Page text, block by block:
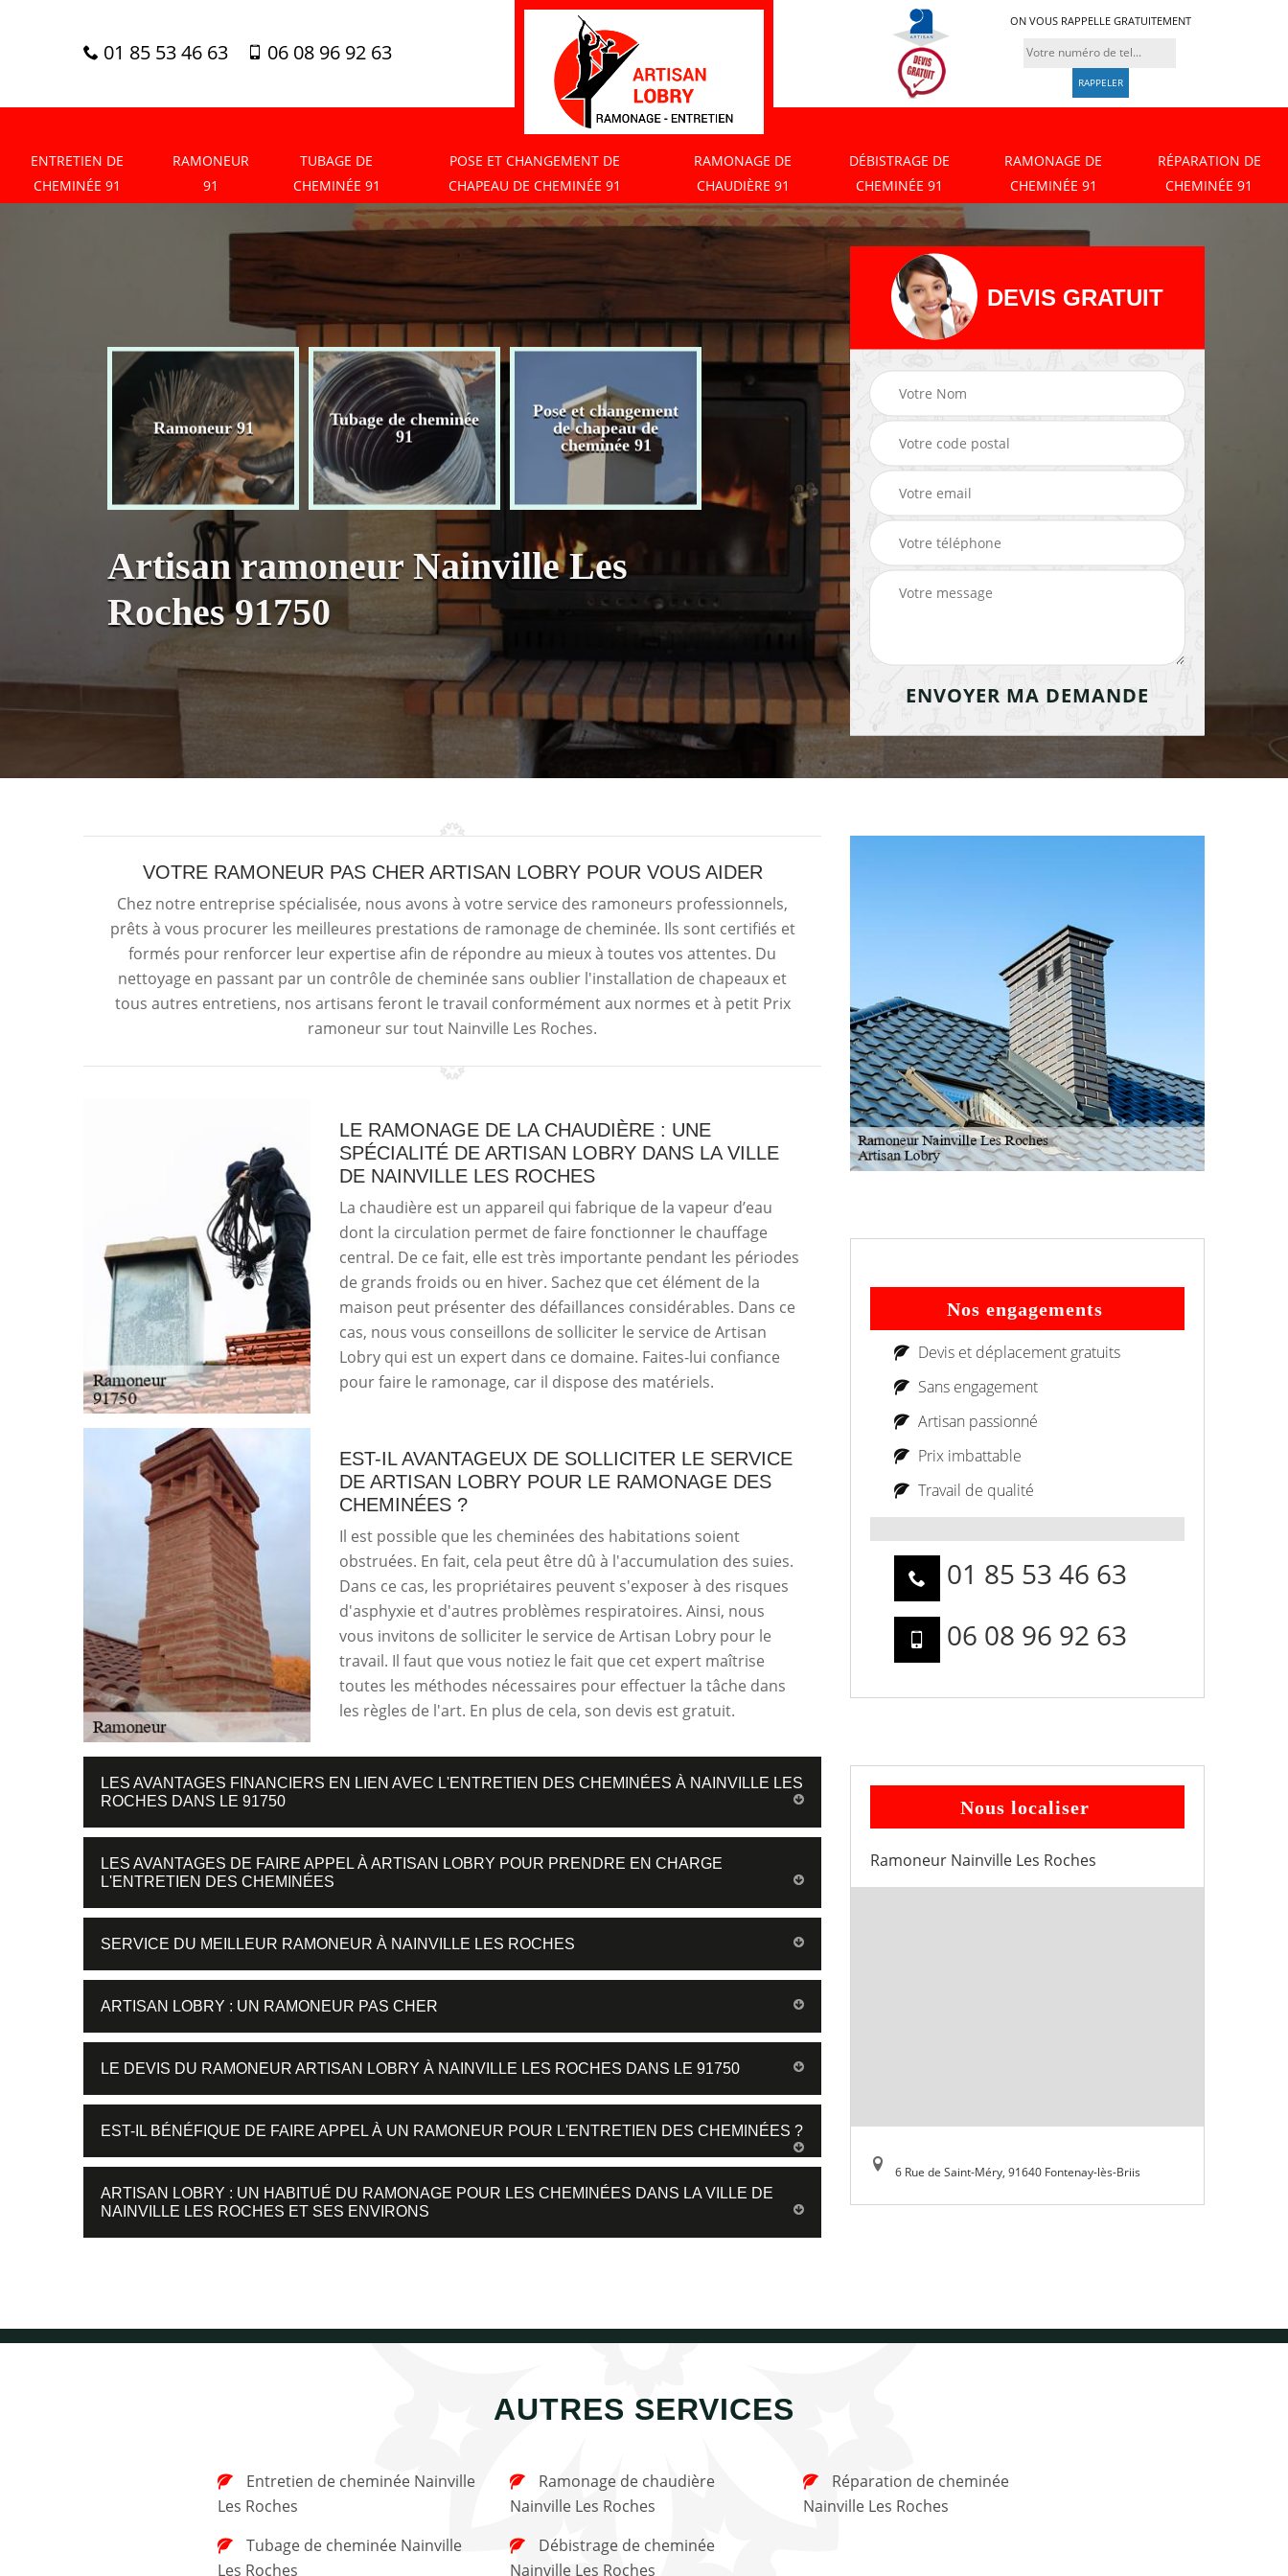
01 85 53 46 63 06 08 96 92 63
ON VOUS RAPPELLE GRATUITEMENT
ENTRETIEN DE
CHEMINÉE 91
RAMONEUR
91
TUBAGE DE
CHEMINÉE 91
POSE ET CHANGEMENT DE
CHAPEAU DE CHEMINÉE 91
RAMONAGE DE
CHAUDIÈRE 91
DÉBISTRAGE DE
CHEMINÉE 91
RAMONAGE DE
CHEMINÉE 91
RÉPARATION DE
CHEMINÉE 91
Ramoneur 91
Tubage de cheminée
91
Pose et changement
de chapeau de
cheminée 91
Ramonage de
chaudière 91
Débistrage de
cheminée 91
Ramonage de
cheminée 91
Artisan ramoneur Nainville Les
Roches 91750
DEVIS GRATUIT
VOTRE RAMONEUR PAS CHER ARTISAN LOBRY POUR VOUS AIDER
Chez notre entreprise spécialisée, nous avons à votre service des ramoneurs professionnels,
prêts à vous procurer les meilleures prestations de ramonage de cheminée. Ils sont certifiés et
formés pour renforcer leur expertise afin de répondre au mieux à toutes vos attentes. Du
nettoyage en passant par un contrôle de cheminée sans oublier l'installation de chapeaux et
tous autres entretiens, nos artisans feront le travail conformément aux normes et à petit Prix
ramoneur sur tout Nainville Les Roches.
LE RAMONAGE DE LA CHAUDIÈRE : UNE
SPÉCIALITÉ DE ARTISAN LOBRY DANS LA VILLE
DE NAINVILLE LES ROCHES
La chaudière est un appareil qui fabrique de la vapeur d’eau
dont la circulation permet de faire fonctionner le chauffage
central. De ce fait, elle est très importante pendant les périodes
de grands froids ou en hiver. Sachez que cet élément de la
maison peut présenter des défaillances considérables. Dans ce
cas, nous vous conseillons de solliciter le service de Artisan
Lobry qui est un expert dans ce domaine. Faites-lui confiance
pour faire le ramonage, car il dispose des matériels.
EST-IL AVANTAGEUX DE SOLLICITER LE SERVICE
DE ARTISAN LOBRY POUR LE RAMONAGE DES
CHEMINÉES ?
Il est possible que les cheminées des habitations soient
obstruées. En fait, cela peut être dû à l'accumulation des suies.
Dans ce cas, les propriétaires peuvent s'exposer à des risques
d'asphyxie et d'autres problèmes respiratoires. Ainsi, nous
vous invitons de solliciter le service de Artisan Lobry pour le
travail. Il faut que vous notiez le fait que cet expert maîtrise
toutes les méthodes nécessaires pour effectuer la tâche dans
les règles de l'art. En plus de cela, son devis est gratuit.
LES AVANTAGES FINANCIERS EN LIEN AVEC L'ENTRETIEN DES CHEMINÉES À NAINVILLE LES
ROCHES DANS LE 91750
LES AVANTAGES DE FAIRE APPEL À ARTISAN LOBRY POUR PRENDRE EN CHARGE
L'ENTRETIEN DES CHEMINÉES
SERVICE DU MEILLEUR RAMONEUR À NAINVILLE LES ROCHES
ARTISAN LOBRY : UN RAMONEUR PAS CHER
LE DEVIS DU RAMONEUR ARTISAN LOBRY À NAINVILLE LES ROCHES DANS LE 91750
EST-IL BÉNÉFIQUE DE FAIRE APPEL À UN RAMONEUR POUR L'ENTRETIEN DES CHEMINÉES ?
ARTISAN LOBRY : UN HABITUÉ DU RAMONAGE POUR LES CHEMINÉES DANS LA VILLE DE
NAINVILLE LES ROCHES ET SES ENVIRONS
Nos engagements
Devis et déplacement gratuits
Sans engagement
Artisan passionné
Prix imbattable
Travail de qualité
01 85 53 46 63
06 08 96 92 63
Nous localiser
Ramoneur Nainville Les Roches
6 Rue de Saint-Méry, 91640 Fontenay-lès-Briis
AUTRES SERVICES
Les Roches
Les Roches
Nainville Les Roches
Nainville Les Roches
Nainville Les Roches